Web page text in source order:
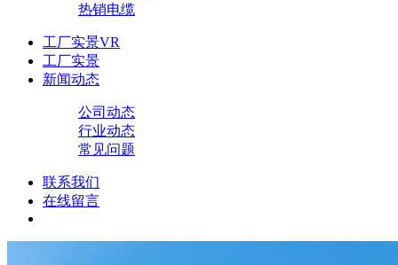
热销电缆
工厂实景VR
工厂实景
新闻动态
公司动态
行业动态
常见问题
联系我们
在线留言